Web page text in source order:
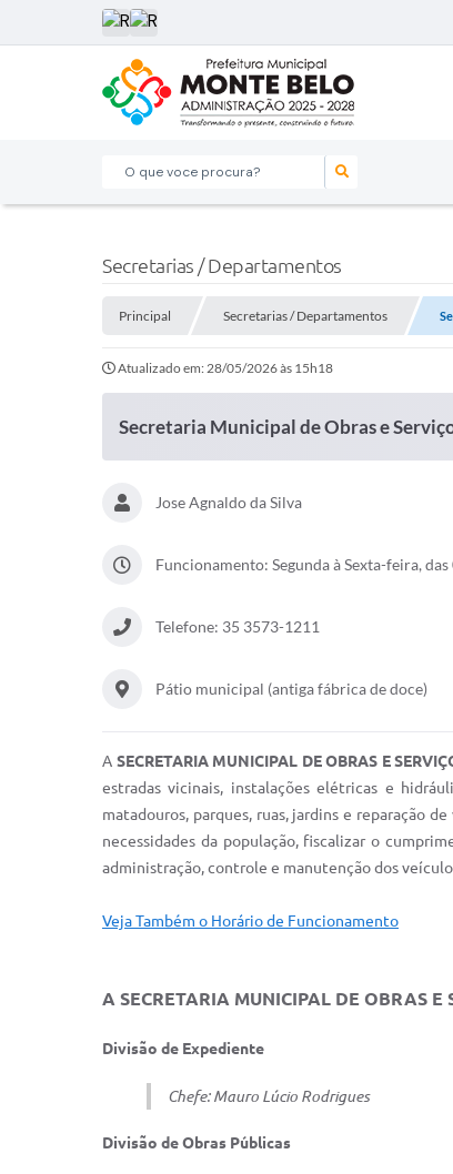
O que voce procura?
Secretarias / Departamentos
Principal Secretarias / Departamentos
Atualizado em: 28/05/2026 às 15h18
Secretaria Municipal de Obras e
Jose Agnaldo da Silva
Funcionamento: Segunda à Sexta-feira,
Telefone: 35 3573-1211
Pátio municipal (antiga fábrica de doce)
A SECRETARIA MUNICIPAL DE OBRAS E
estradas vicinais, instalações elétricas e
matadouros, parques, ruas, jardins e reparação
necessidades da população, fiscalizar o
administração, controle e manutenção dos
Veja Também o Horário de Funcionamento
A SECRETARIA MUNICIPAL DE OBRAS
Divisão de Expediente
Chefe: Mauro Lúcio Rodrigues
Divisão de Obras Públicas